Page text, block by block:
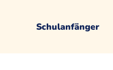
Schulanfänger